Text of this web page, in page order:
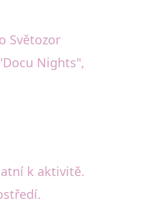
Světozor
Nights",
k aktivitě.